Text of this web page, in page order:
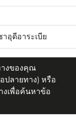
างของคุณ
ปลายทาง) หรือ
งเพื่อค้นหาข้อ